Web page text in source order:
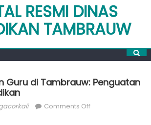
RESMI DINAS
TAMBRAUW
Guru di Tambrauw: Penguatan
Comments Offon